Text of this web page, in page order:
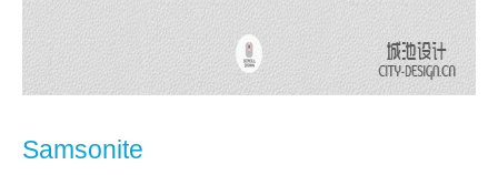
Samsonite